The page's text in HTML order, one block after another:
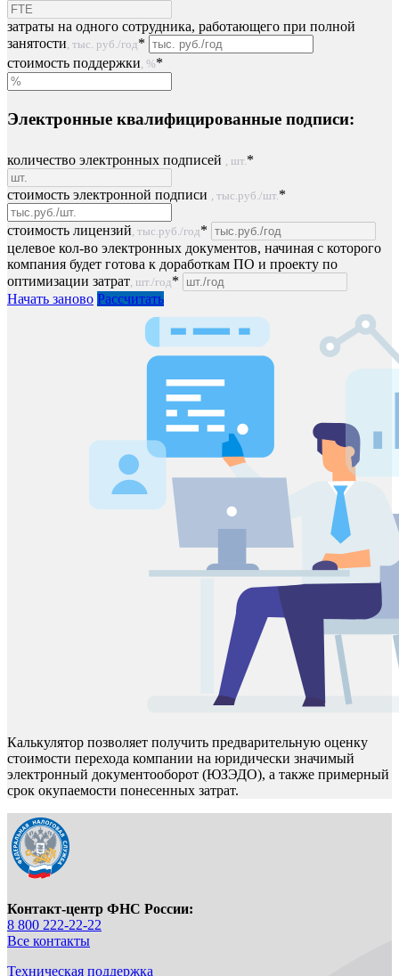
затраты на одного сотрудника, работающего при полной
занятости, тыс. руб./год*
стоимость поддержки, %*
Электронные квалифицированные подписи:
количество электронных подписей , шт.*
стоимость электронной подписи , тыс.руб./шт.*
стоимость лицензий, тыс.руб./год*
целевое кол-во электронных документов, начиная с которого
компания будет готова к доработкам ПО и проекту по
оптимизации затрат, шт./год*
Начать заново Рассчитать
Калькулятор позволяет получить предварительную оценку
стоимости перехода компании на юридически значимый
электронный документооборот (ЮЗЭДО), а также примерный
срок окупаемости понесенных затрат.
Контакт-центр ФНС России:
8 800 222-22-22
Все контакты
Техническая поддержка